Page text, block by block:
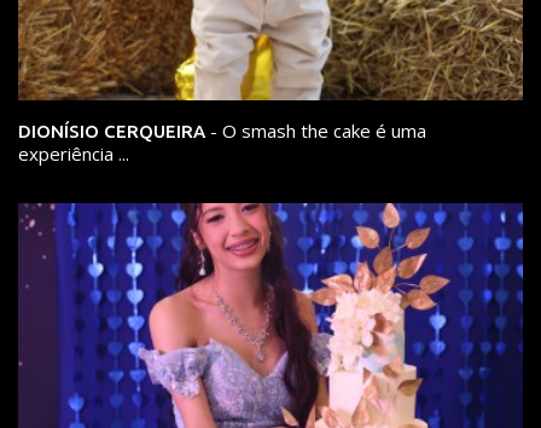
DIONÍSIO CERQUEIRA - O smash the cake é uma
experiência ...